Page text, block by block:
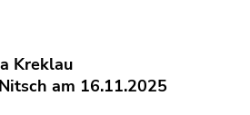
Kreklau
am 16.11.2025